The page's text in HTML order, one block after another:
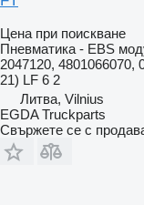
Цена при поискване
Пневматика - EBS
2047120, 4801066070,
21) LF 6 2
Литва, Vilnius
EGDA Truckparts
Свържете се с